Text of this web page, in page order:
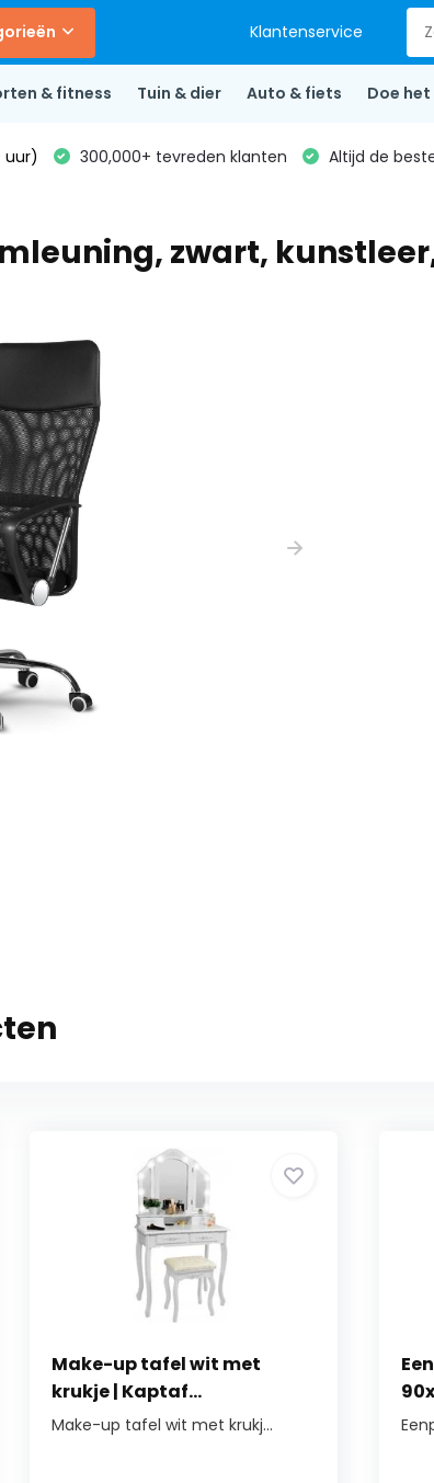
Klantenservice
& fitness Tuin & dier Auto & fiets Doe
uur) 300,000+ tevreden klanten Altijd de
zwart, kunstleer,
Make-up tafel wit met
krukje | Kaptaf...
Make-up tafel wit met krukj...